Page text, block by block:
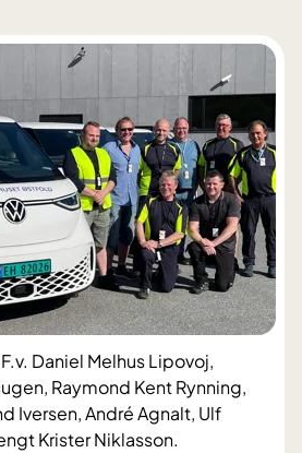
Daniel Melhus Lipovoj,
Raymond Kent Rynning,
Iversen, André Agnalt, Ulf
Krister Niklasson.